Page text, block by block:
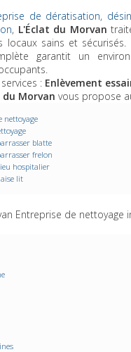
de dératisation,
, L'Éclat du Morvan
locaux sains et sécurisés.
garantit un
: Enlèvement
du Morvan vous propose
nettoyage
blatte
frelon
hospitalier
lit
Entreprise de nettoyage